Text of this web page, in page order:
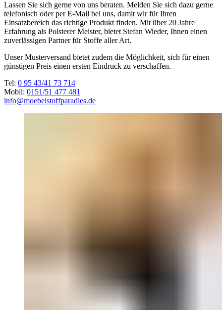
Lassen Sie sich gerne von uns beraten. Melden Sie sich dazu gerne
telefonisch oder per E-Mail bei uns, damit wir für Ihren
Einsatzbereich das richtige Produkt finden. Mit über 20 Jahre
Erfahrung als Polsterer Meister, bietet Stefan Wieder, Ihnen einen
zuverlässigen Partner für Stoffe aller Art.
Unser Musterversand bietet zudem die Möglichkeit, sich für einen
günstigen Preis einen ersten Eindruck zu verschaffen.
Tel: 0 95 43/41 73 714
Mobil: 0151/51 477 481
info@moebelstoffparadies.de